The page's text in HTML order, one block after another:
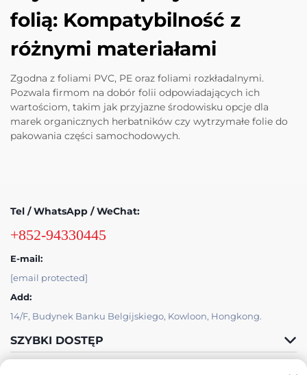
folią: Kompatybilność z
różnymi materiałami
Zgodna z foliami PVC, PE oraz foliami rozkładalnymi.
Pozwala firmom na dobór folii odpowiadających ich
wartościom, takim jak przyjazne środowisku opcje dla
marek organicznych herbatników czy wytrzymałe folie do
pakowania części samochodowych.
Tel / WhatsApp / WeChat:
+852-94330445
E-mail:
[email protected]
Add:
14/F, Budynek Banku Belgijskiego, Kowloon, Hongkong.
SZYBKI DOSTĘP